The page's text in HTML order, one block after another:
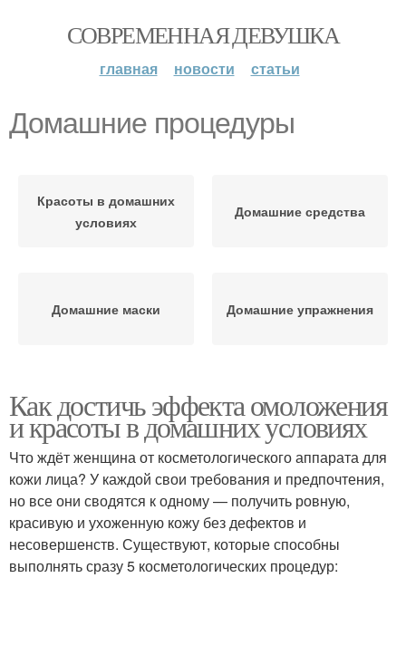
СОВРЕМЕННАЯ ДЕВУШКА
главная новости статьи
Домашние процедуры
Красоты в домашних
условиях
Домашние средства
Домашние маски Домашние упражнения
Как достичь эффекта омоложения
и красоты в домашних условиях
Что ждёт женщина от косметологического аппарата для
кожи лица? У каждой свои требования и предпочтения,
но все они сводятся к одному — получить ровную,
красивую и ухоженную кожу без дефектов и
несовершенств. Существуют, которые способны
выполнять сразу 5 косметологических процедур: